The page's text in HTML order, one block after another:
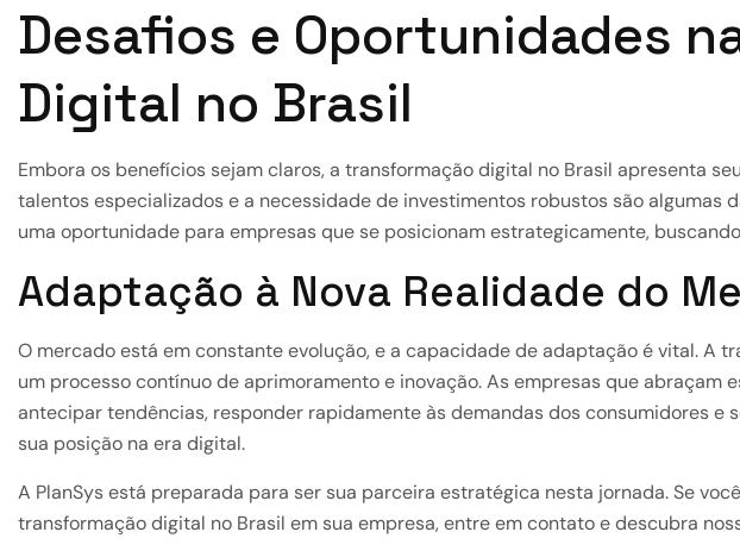
Desafios e Oportunidades
Digital no Brasil
Embora os benefícios sejam claros, a transformação digital no Brasil apresenta
talentos especializados e a necessidade de investimentos robustos são algumas
uma oportunidade para empresas que se posicionam estrategicamente,
Adaptação à Nova Realidade do
O mercado está em constante evolução, e a capacidade de adaptação é vital. A
um processo contínuo de aprimoramento e inovação. As empresas que abraçam
antecipar tendências, responder rapidamente às demandas dos consumidores e
sua posição na era digital.
A PlanSys está preparada para ser sua parceira estratégica nesta jornada. Se
transformação digital no Brasil em sua empresa, entre em contato e descubra